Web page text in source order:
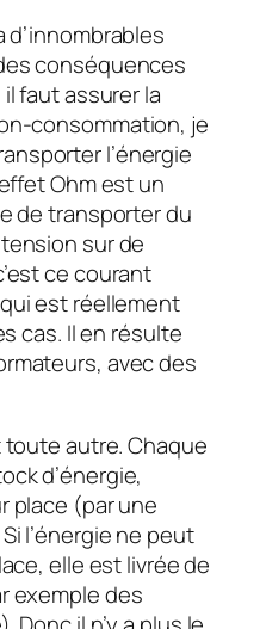
d’innombrables
conséquences
faut assurer la
consommation, je
l’énergie
Ohm est un
de transporter du
sur de
ce courant
est réellement
cas. Il en résulte
avec des
autre. Chaque
d’énergie,
place (par une
l’énergie ne peut
elle est livrée de
exemple des